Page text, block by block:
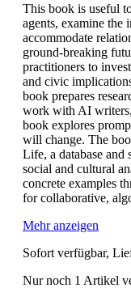
This book is useful
agents, examine
accommodate
ground-breaking
practitioners to
and civic
book prepares
work with AI
book explores
will change. The
Life, a database
social and cultural
concrete examples
for collaborative,
Mehr anzeigen
Sofort verfügbar,
Nur noch 1 Artikel